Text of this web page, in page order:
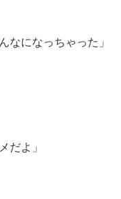
なになっちゃった」
だよ」